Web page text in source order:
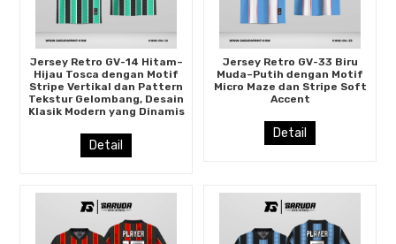
Jersey Retro GV-14 Hitam–
Hijau Tosca dengan Motif
Stripe Vertikal dan Pattern
Tekstur Gelombang, Desain
Klasik Modern yang Dinamis
Detail
Jersey Retro GV-33 Biru
Muda–Putih dengan Motif
Micro Maze dan Stripe Soft
Accent
Detail